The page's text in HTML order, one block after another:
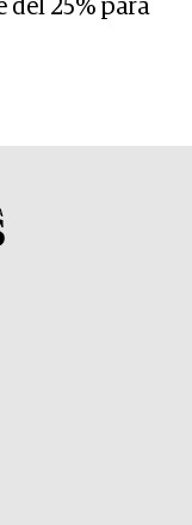
del 25% para